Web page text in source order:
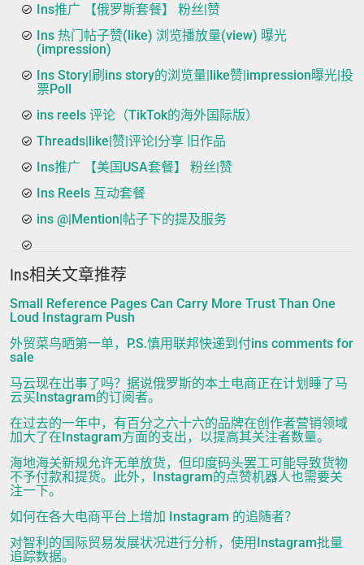
Ins推广 【俄罗斯套餐】 粉丝|赞
Ins 热门帖子赞(like) 浏览播放量(view) 曝光
(impression)
Ins Story|刷ins story的浏览量|like赞|impression曝光|投
票Poll
ins reels 评论（TikTok的海外国际版）
Threads|like|赞|评论|分享 旧作品
Ins推广 【美国USA套餐】 粉丝|赞
Ins Reels 互动套餐
ins @|Mention|帖子下的提及服务
Ins相关文章推荐
Small Reference Pages Can Carry More Trust Than One
Loud Instagram Push
外贸菜鸟晒第一单，P.S.慎用联邦快递到付ins comments for
sale
马云现在出事了吗？据说俄罗斯的本土电商正在计划睡了马
云买Instagram的订阅者。
在过去的一年中，有百分之六十六的品牌在创作者营销领域
加大了在Instagram方面的支出，以提高其关注者数量。
海地海关新规允许无单放货，但印度码头罢工可能导致货物
不予付款和提货。此外，Instagram的点赞机器人也需要关
注一下。
如何在各大电商平台上增加 Instagram 的追随者？
对智利的国际贸易发展状况进行分析，使用Instagram批量
追踪数据。